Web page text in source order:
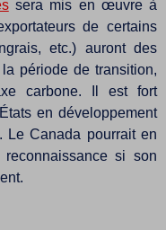
sera mis en œuvre à
de certains
etc.) auront des
période de transition,
carbone. Il est fort
en développement
Le Canada pourrait en
si son